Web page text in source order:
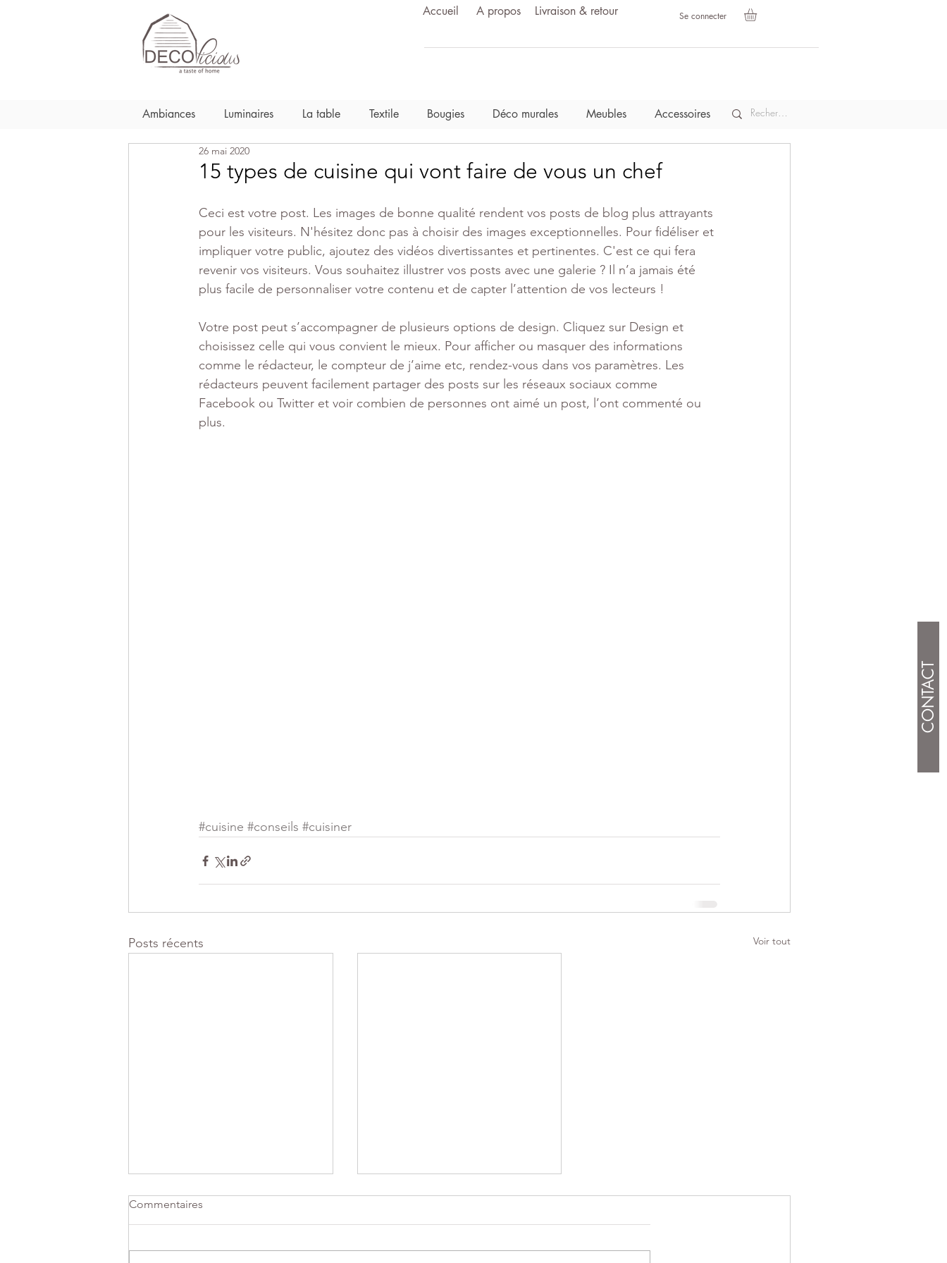
Accueil A propos Livraison & retour Se connecter
Ambiances Luminaires La table Textile Bougies Déco murales Meubles Accessoires
CONTACT
15 types de cuisine qui vont faire de vous un chef
26 mai 2020
Ceci est votre post. Les images de bonne qualité rendent vos posts de blog plus attrayants
pour les visiteurs. N'hésitez donc pas à choisir des images exceptionnelles. Pour fidéliser et
impliquer votre public, ajoutez des vidéos divertissantes et pertinentes. C'est ce qui fera
revenir vos visiteurs. Vous souhaitez illustrer vos posts avec une galerie ? Il n’a jamais été
plus facile de personnaliser votre contenu et de capter l’attention de vos lecteurs !
Votre post peut s’accompagner de plusieurs options de design. Cliquez sur Design et
choisissez celle qui vous convient le mieux. Pour afficher ou masquer des informations
comme le rédacteur, le compteur de j’aime etc, rendez-vous dans vos paramètres. Les
rédacteurs peuvent facilement partager des posts sur les réseaux sociaux comme
Facebook ou Twitter et voir combien de personnes ont aimé un post, l’ont commenté ou
plus.
#cuisine #conseils #cuisiner
Posts récents Voir tout
Commentaires